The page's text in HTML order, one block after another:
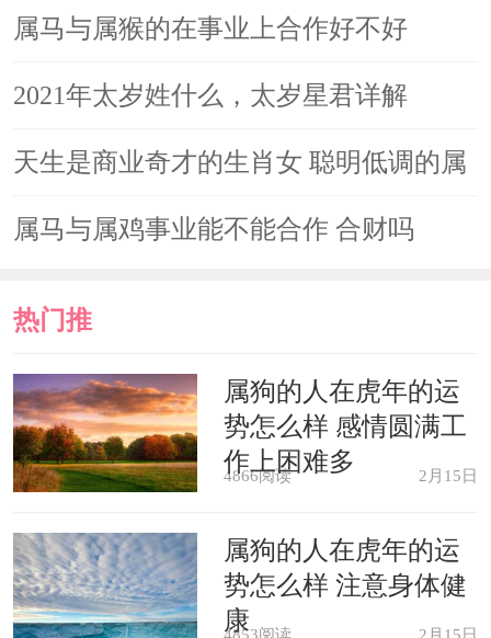
属马与属猴的在事业上合作好不好
2021年太岁姓什么，太岁星君详解
天生是商业奇才的生肖女 聪明低调的属
蛇女
属马与属鸡事业能不能合作 合财吗
热门推
荐
属狗的人在虎年的运
势怎么样 感情圆满工
作上困难多
4866阅读 2月15日
属狗的人在虎年的运
势怎么样 注意身体健
康